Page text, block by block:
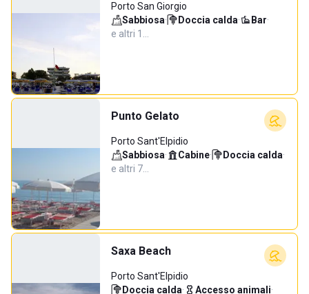
Porto San Giorgio
Sabbiosa· Doccia calda· Bar·
e altri 1…
Punto Gelato
Porto Sant'Elpidio
Sabbiosa· Cabine· Doccia calda·
e altri 7…
Saxa Beach
Porto Sant'Elpidio
Doccia calda· Accesso animali·